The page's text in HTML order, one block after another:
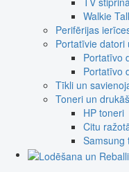
Walkie
Perifērijas
Portatīvie datori
Portatīvo
Portatīvo
Tīkli un
Toneri un
HP toneri
Citu
Samsung